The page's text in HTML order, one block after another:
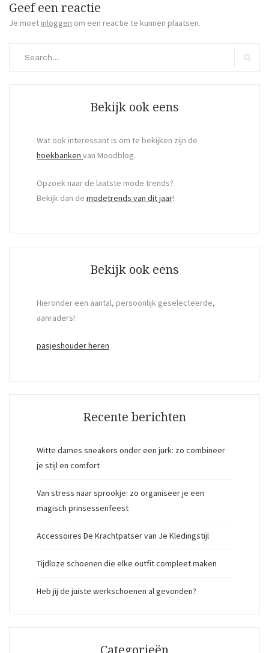
Geef een reactie
Je moet inloggen om een reactie te kunnen plaatsen.
Bekijk ook eens
Wat ook interessant is om te bekijken zijn de
hoekbanken van Moodblog.
Opzoek naar de laatste mode trends?
Bekijk dan de modetrends van dit jaar!
Bekijk ook eens
Hieronder een aantal, persoonlijk geselecteerde,
aanraders!
pasjeshouder heren
Recente berichten
Witte dames sneakers onder een jurk: zo combineer
je stijl en comfort
Van stress naar sprookje: zo organiseer je een
magisch prinsessenfeest
Accessoires De Krachtpatser van Je Kledingstijl
Tijdloze schoenen die elke outfit compleet maken
Heb jij de juiste werkschoenen al gevonden?